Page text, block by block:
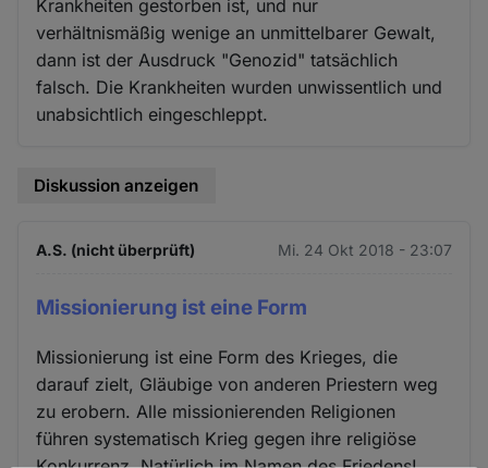
Krankheiten gestorben ist, und nur
verhältnismäßig wenige an unmittelbarer Gewalt,
dann ist der Ausdruck "Genozid" tatsächlich
falsch. Die Krankheiten wurden unwissentlich und
unabsichtlich eingeschleppt.
Diskussion anzeigen
A.S. (nicht überprüft) Mi. 24 Okt 2018 - 23:07
Missionierung ist eine Form
Missionierung ist eine Form des Krieges, die
darauf zielt, Gläubige von anderen Priestern weg
zu erobern. Alle missionierenden Religionen
führen systematisch Krieg gegen ihre religiöse